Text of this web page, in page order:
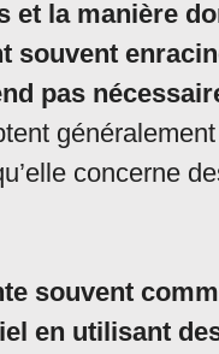
et la manière
souvent
pas
concerne
souvent
en utilisant